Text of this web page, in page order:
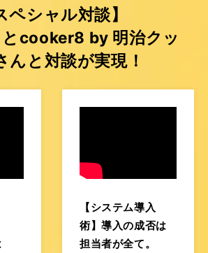
ペシャル対談】
とcooker8 by 明治クッ
んと対談が実現！
【システム導入
術】導入の成否は
担当者が全て。